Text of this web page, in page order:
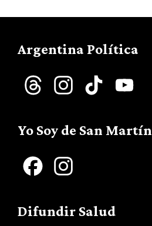
Argentina Política
Threads InstagramTikTok
Yo Soy de San Martín
Facebook
Difundir Salud